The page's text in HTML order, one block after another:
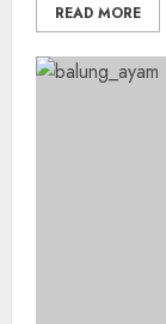
READ MORE